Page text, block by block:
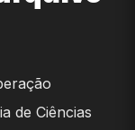
de Ciências